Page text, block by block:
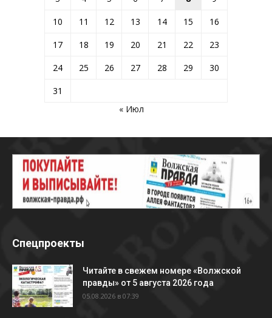
10
11 12 13 14 15
16
17
18 19 20 21 22
23
24
25 26 27 28 29
30
31
« Июл
Спецпроекты
Читайте в свежем номере «Волжской
правды» от 5 августа 2026 года
05.08.2026 в 07:39